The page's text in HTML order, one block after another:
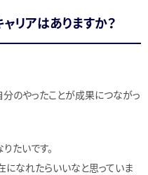
リアはありますか？
のやったことが成果につながっ
たいです。
なれたらいいなと思っていま